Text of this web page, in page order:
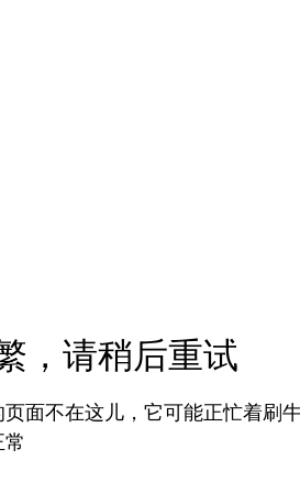
，请稍后重试
面不在这儿，它可能正忙着刷
常